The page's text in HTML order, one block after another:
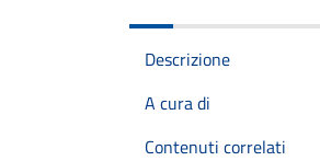
Descrizione
A cura di
Contenuti correlati